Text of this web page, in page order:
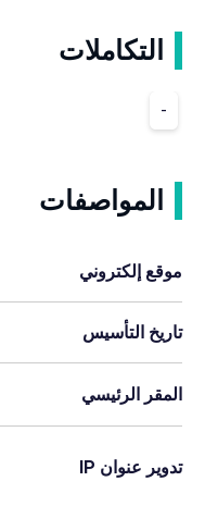
التكاملات
-
المواصفات
موقع إلكتروني
تاريخ التأسيس
المقر الرئيسي
تدوير عنوان IP